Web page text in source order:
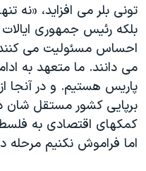
چهل سال گروگان‌گیری
قانون شفافیت دارائی کادر
اعتراضات مردمی آبان ۹۸
اسرائیل در جنگ
نرگس محمدی برنده جایزه
همایش محافظه‌کاران
تونی بلر می افزايد، «نه
بلکه رئيس جمهوری
احساس مسئوليت می
می دانند. ما متعهد به
پاريس هستيم. و در آنجا
برپايی کشور مستقل شان
کمکهای اقتصادی به
اما فراموش نکنيم مرحله